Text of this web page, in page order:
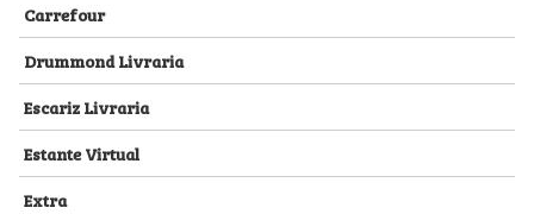
Carrefour
Drummond Livraria
Escariz Livraria
Estante Virtual
Extra